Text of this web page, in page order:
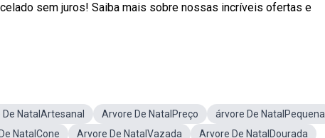
sem juros! Saiba mais sobre nossas incríveis ofertas e
NatalArtesanal Arvore De NatalPreço
árvore De NatalPequena
NatalCone Arvore De NatalVazada
Arvore De NatalDourada